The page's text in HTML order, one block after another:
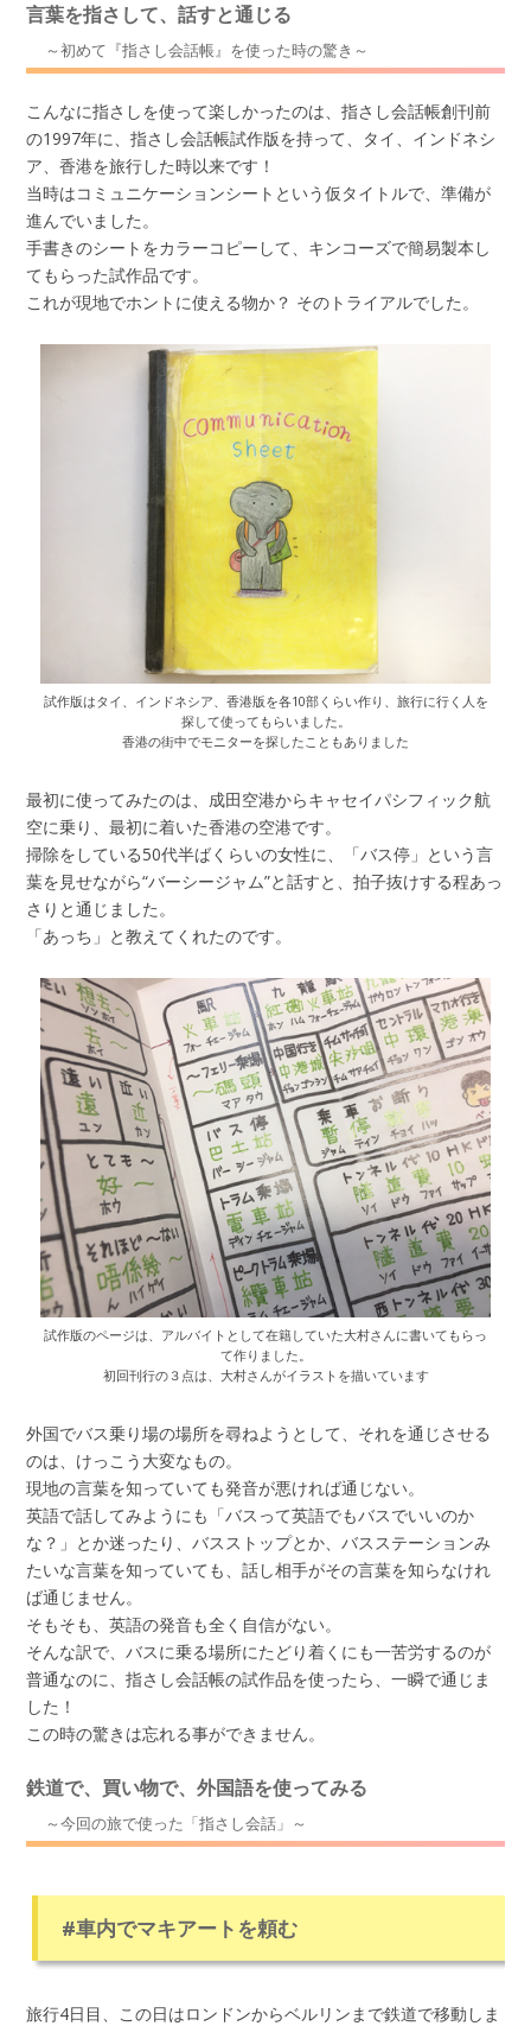
言葉を指さして、話すと通じる
～初めて『指さし会話帳』を使った時の驚き～
こんなに指さしを使って楽しかったのは、指さし会話帳創刊前
の1997年に、指さし会話帳試作版を持って、タイ、インドネシ
ア、香港を旅行した時以来です！
当時はコミュニケーションシートという仮タイトルで、準備が
進んでいました。
手書きのシートをカラーコピーして、キンコーズで簡易製本し
てもらった試作品です。
これが現地でホントに使える物か？ そのトライアルでした。
試作版はタイ、インドネシア、香港版を各10部くらい作り、旅行に行く人を
探して使ってもらいました。
香港の街中でモニターを探したこともありました
最初に使ってみたのは、成田空港からキャセイパシフィック航
空に乗り、最初に着いた香港の空港です。
掃除をしている50代半ばくらいの女性に、「バス停」という言
葉を見せながら“バーシージャム”と話すと、拍子抜けする程あっ
さりと通じました。
「あっち」と教えてくれたのです。
試作版のページは、アルバイトとして在籍していた大村さんに書いてもらっ
て作りました。
初回刊行の３点は、大村さんがイラストを描いています
外国でバス乗り場の場所を尋ねようとして、それを通じさせる
のは、けっこう大変なもの。
現地の言葉を知っていても発音が悪ければ通じない。
英語で話してみようにも「バスって英語でもバスでいいのか
な？」とか迷ったり、バスストップとか、バスステーションみ
たいな言葉を知っていても、話し相手がその言葉を知らなけれ
ば通じません。
そもそも、英語の発音も全く自信がない。
そんな訳で、バスに乗る場所にたどり着くにも一苦労するのが
普通なのに、指さし会話帳の試作品を使ったら、一瞬で通じま
した！
この時の驚きは忘れる事ができません。
鉄道で、買い物で、外国語を使ってみる
～今回の旅で使った「指さし会話」～
#車内でマキアートを頼む
旅行4日目、この日はロンドンからベルリンまで鉄道で移動しま